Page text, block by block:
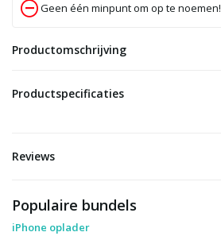
Geen één minpunt om op te noemen!
Productomschrijving
Productspecificaties
Reviews
Populaire bundels
iPhone oplader